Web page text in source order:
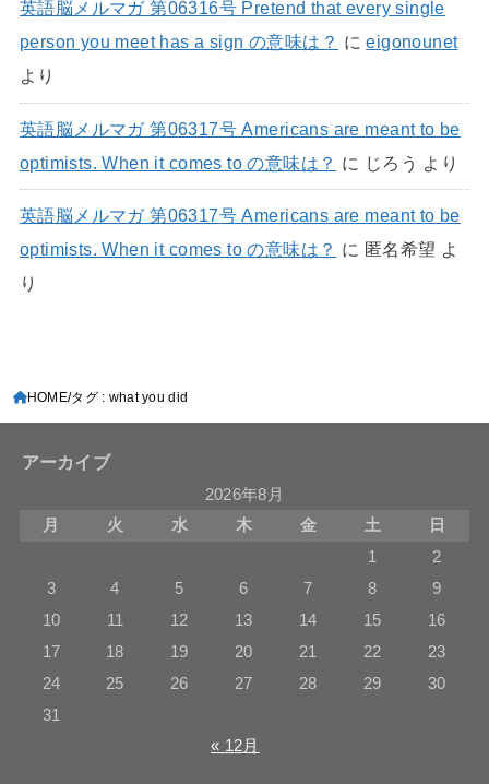
英語脳メルマガ 第06316号 Pretend that every single
person you meet has a sign の意味は？ にeigonounet
より
英語脳メルマガ 第06317号 Americans are meant to be
optimists. When it comes to の意味は？ に じろう より
英語脳メルマガ 第06317号 Americans are meant to be
optimists. When it comes to の意味は？ に 匿名希望 よ
り
HOME タグ : what you did
アーカイブ
2026年8月
月
火 水 木 金 土
日
1
2
3
4 5 6 7 8
9
10
11 12 13 14 15
16
17
18 19 20 21 22
23
24
25 26 27 28 29
30
31
« 12月